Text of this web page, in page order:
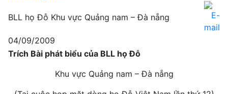
BLL họ Đỗ Khu vực Quảng nam – Đà nẵng
04/09/2009
Trích Bài phát biểu của BLL họ Đỗ
Khu vực Quảng nam – Đà nẵng